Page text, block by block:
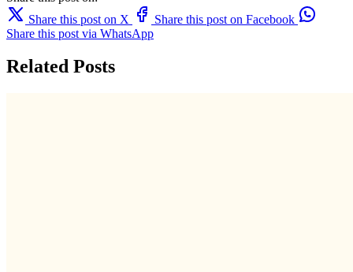
Share this post on X
Share this post on Facebook
Share this post via WhatsApp
Related Posts